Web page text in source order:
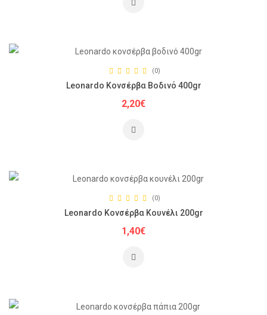
(0)
Leonardo Κονσέρβα Βοδινό 400gr
2,20€
(0)
Leonardo Κονσέρβα Κουνέλι 200gr
1,40€